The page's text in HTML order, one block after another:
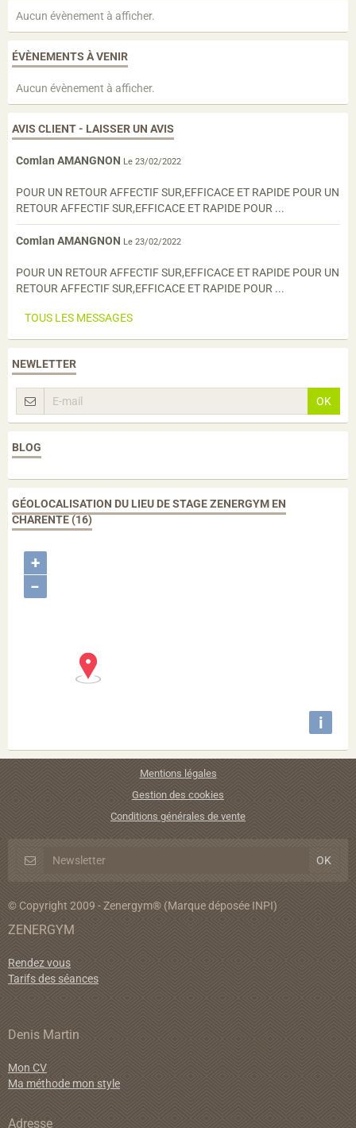
Aucun évènement à afficher.
ÉVÈNEMENTS À VENIR
Aucun évènement à afficher.
AVIS CLIENT - LAISSER UN AVIS
Comlan AMANGNON Le 23/02/2022
POUR UN RETOUR AFFECTIF SUR,EFFICACE ET RAPIDE POUR UN
RETOUR AFFECTIF SUR,EFFICACE ET RAPIDE POUR ...
Comlan AMANGNON Le 23/02/2022
POUR UN RETOUR AFFECTIF SUR,EFFICACE ET RAPIDE POUR UN
RETOUR AFFECTIF SUR,EFFICACE ET RAPIDE POUR ...
TOUS LES MESSAGES
NEWLETTER
OK
BLOG
GÉOLOCALISATION DU LIEU DE STAGE ZENERGYM EN
CHARENTE (16)
+
−
i
Mentions légales
Gestion des cookies
Conditions générales de vente
© Copyright 2009 - Zenergym® (Marque déposée INPI)
ZENERGYM
Rendez vous
Tarifs des séances
Denis Martin
Mon CV
Ma méthode mon style
Adresse